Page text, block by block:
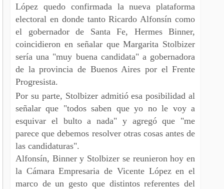
López quedo confirmada la nueva plataforma
electoral en donde tanto Ricardo Alfonsín como
el gobernador de Santa Fe, Hermes Binner,
coincidieron en señalar que Margarita Stolbizer
sería una "muy buena candidata" a gobernadora
de la provincia de Buenos Aires por el Frente
Progresista.
Por su parte, Stolbizer admitió esa posibilidad al
señalar que "todos saben que yo no le voy a
esquivar el bulto a nada" y agregó que "me
parece que debemos resolver otras cosas antes de
las candidaturas".
Alfonsín, Binner y Stolbizer se reunieron hoy en
la Cámara Empresaria de Vicente López en el
marco de un gesto que distintos referentes del